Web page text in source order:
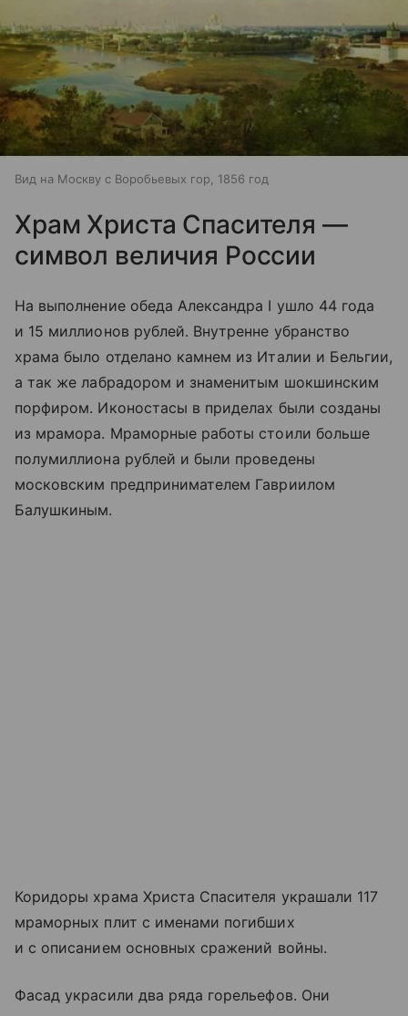
Вид на Москву с Воробьевых гор, 1856 год
Храм Христа Спасителя —
символ величия России
На выполнение обеда Александра I ушло 44 года
и 15 миллионов рублей. Внутренне убранство
храма было отделано камнем из Италии и Бельгии,
а так же лабрадором и знаменитым шокшинским
порфиром. Иконостасы в приделах были созданы
из мрамора. Мраморные работы стоили больше
полумиллиона рублей и были проведены
московским предпринимателем Гавриилом
Балушкиным.
Коридоры храма Христа Спасителя украшали 117
мраморных плит с именами погибших
и с описанием основных сражений войны.
Фасад украсили два ряда горельефов. Они